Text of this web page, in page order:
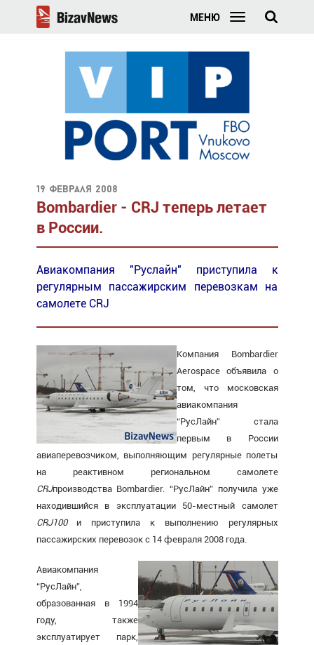
МЕНЮ
19 февраля 2008
Bombardier - CRJ теперь летает
в России.
Авиакомпания "Руслайн" приступила к
регулярным пассажирским перевозкам на
самолете CRJ
Компания Bombardier
Aerospace объявила о
том, что московская
авиакомпания
“РусЛайн” стала
первым в России
авиаперевозчиком, выполняющим регулярные полеты
на реактивном региональном самолете
CRJпроизводства Bombardier. “РусЛайн” получила уже
находившийся в эксплуатации 50-местный самолет
CRJ100и приступила к выполнению регулярных
пассажирских перевозок с 14 февраля 2008 года.
Авиакомпания
“РусЛайн”,
образованная в 1994
году, также
эксплуатирует парк,